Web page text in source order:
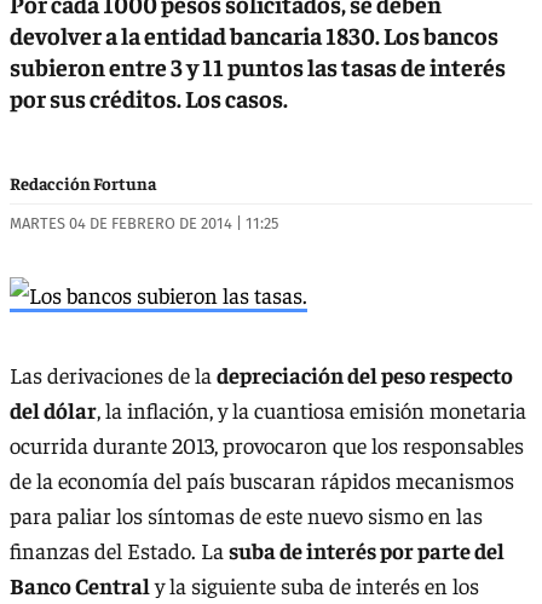
devolver a la entidad bancaria 1830. Los bancos
subieron entre 3 y 11 puntos las tasas de interés
por sus créditos. Los casos.
Redacción Fortuna
MARTES 04 DE FEBRERO DE 2014 | 11:25
Las derivaciones de la depreciación del peso respecto
del dólar, la inflación, y la cuantiosa emisión monetaria
ocurrida durante 2013, provocaron que los responsables
de la economía del país buscaran rápidos mecanismos
para paliar los síntomas de este nuevo sismo en las
finanzas del Estado. La suba de interés por parte del
Banco Centraly la siguiente suba de interés en los